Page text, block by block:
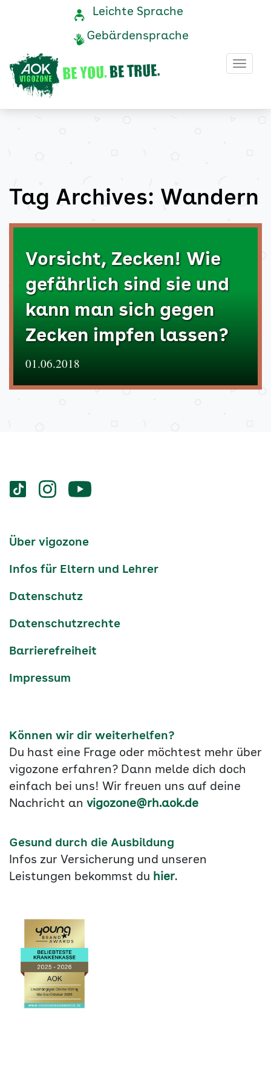
Wandern
Archive
AOK
Vigozone
Navigation
Service-
Leichte Sprache
Gebärdensprache
Tag Archives: Wandern
Vorsicht, Zecken! Wie
gefährlich sind sie und
kann man sich gegen
Zecken impfen lassen?
01.06.2018
Services
Social-
vigozone.de
vigozone.devigozone.de
Services-
Über vigozone
Infos für Eltern und Lehrer
Datenschutz
Datenschutzrechte
Barrierefreiheit
Impressum
Können wir dir weiterhelfen?
Du hast eine Frage oder möchtest mehr über
vigozone erfahren? Dann melde dich doch
einfach bei uns! Wir freuen uns auf deine
Nachricht an vigozone@rh.aok.de
Gesund durch die Ausbildung
Infos zur Versicherung und unseren
Leistungen bekommst du hier.